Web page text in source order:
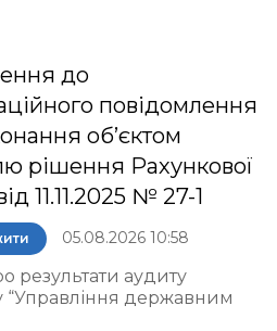
до
повідомлення
об’єктом
рішення Рахункової
11.11.2025 № 27-1
05.08.2026 10:58
результати аудиту
“Управління державним